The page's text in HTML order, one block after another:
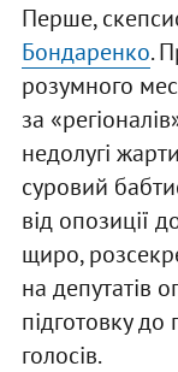
Перше,
Бондаренко.
розумного
за
недолугі
суровий
від опозиції
щиро,
на депутатів
підготовку
голосів.